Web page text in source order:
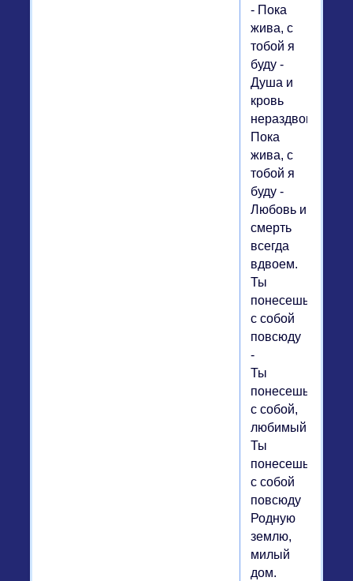
- Пока
жива, с
тобой я
буду -
Душа и
кровь
нераздвоимы,-
Пока
жива, с
тобой я
буду -
Любовь и
смерть
всегда
вдвоем.
Ты
понесешь
с собой
повсюду
-
Ты
понесешь
с собой,
любимый,-
Ты
понесешь
с собой
повсюду
Родную
землю,
милый
дом.